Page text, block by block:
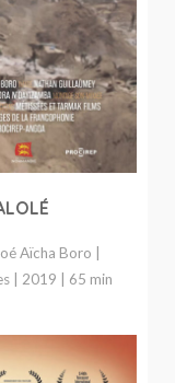
Aïcha Boro |
| 2019 | 65 min